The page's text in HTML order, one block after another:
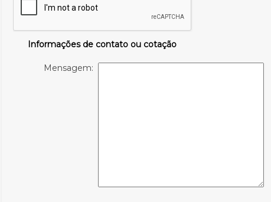
Informações de contato ou cotação
Mensagem: